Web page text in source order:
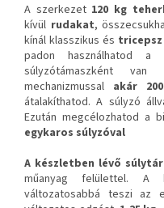
A szerkezet 120 kg
kívül rudakat,
kínál klasszikus és
padon használhatod a
súlyzótámaszként
mechanizmussal akár
átalakíthatod. A súlyzó
Ezután megcélozhatod a
egykaros súlyzóval
A készletben lévő
műanyag felülettel. A
változatosabbá teszi az